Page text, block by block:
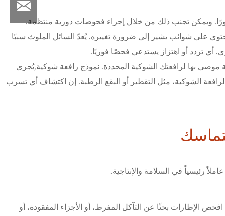
فورًا. ويمكن تجنب ذلك من خلال إجراء فحوصات دورية منتظمة.
على شوائب يشير إلى ضرورة تغييره. يُعدّ السائل الملوث سببًا
أي تردد أو اهتزاز يستدعي فحصًا فوريًا.
موصى بها لرافعتك الشوكية المحددة. نموذج رافعة شوكية,يُجرى
في الرافعة الشوكية، مثل التقطير أو البقع الرطبة. إن اكتشاف أي تسرب
رئيسياً في السلامة والإنتاجية.
الإطارات بحثًا عن التآكل المفرط، أو الأجزاء المفقودة، أو